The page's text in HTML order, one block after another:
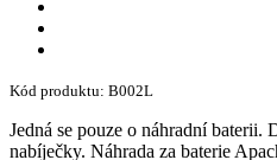
Kód produktu: B002L
Jedná se pouze o náhradní baterii.
nabíječky. Náhrada za baterie